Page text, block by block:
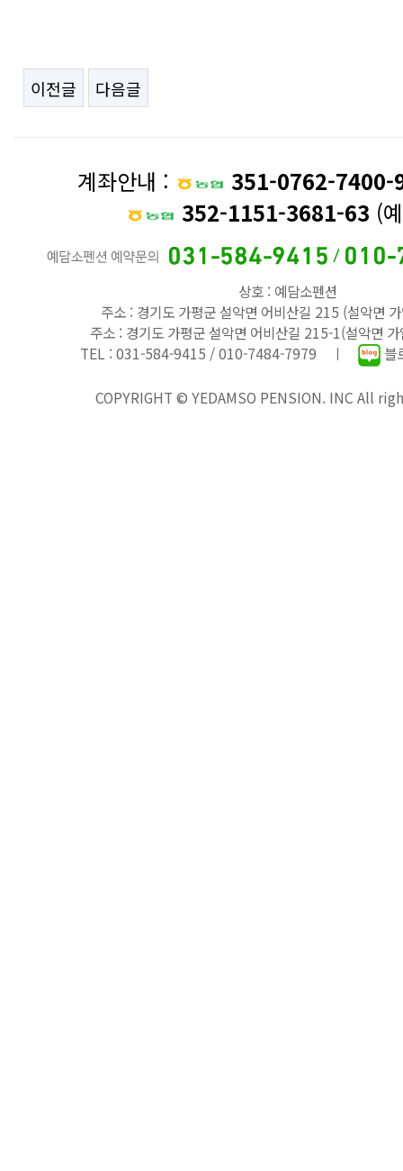
이전글 다음글
계좌안내 :
351-0762-7400-
352-1151-3681-63 (
상호 : 예담소펜션
주소 : 경기도 가평군 설악면 어비산길 215 (설악면
주소 : 경기도 가평군 설악면 어비산길 215-1(설악면
TEL : 031-584-9415 / 010-7484-7979 ㅣ
블
COPYRIGHT © YEDAMSO PENSION. INC All